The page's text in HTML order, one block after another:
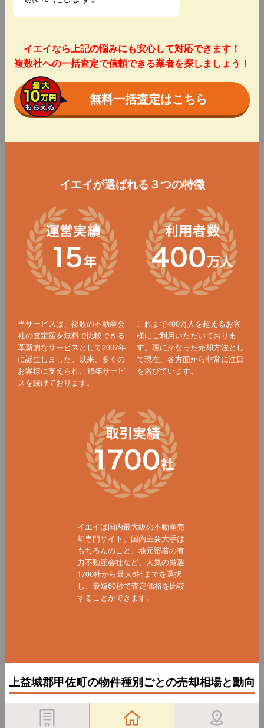
イエイなら上記の悩みにも安心して対応できます！
複数社への一括査定で信頼できる業者を探しましょう！
無料一括査定はこちら
イエイが選ばれる３つの特徴
当サービスは、複数の不動産会
社の査定額を無料で比較できる
革新的なサービスとして2007年
に誕生しました。以来、多くの
お客様に支えられ、15年サービ
スを続けております。
これまで400万人を超えるお客
様にご利用いただいておりま
す。理にかなった売却方法とし
て現在、各方面から非常に注目
を浴びています。
イエイは国内最大級の不動産売
却専門サイト。国内主要大手は
もちろんのこと、地元密着の有
力不動産会社など、人気の厳選
1700社から最大6社までを選択
し、最短60秒で査定価格を比較
することができます。
上益城郡甲佐町の物件種別ごとの売却相場と動向